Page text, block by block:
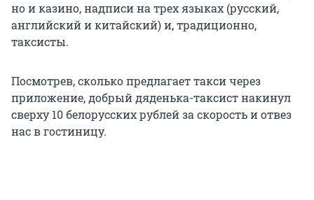
но и казино, надписи на трех языках (русский,
английский и китайский) и, традиционно,
таксисты.
Посмотрев, сколько предлагает такси через
приложение, добрый дяденька-таксист накинул
сверху 10 белорусских рублей за скорость и отвез
нас в гостиницу.